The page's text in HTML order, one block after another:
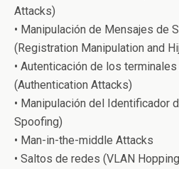
Attacks)
• Manipulación de Mensajes de
(Registration Manipulation and
• Autenticación de los
(Authentication Attacks)
• Manipulación del Identificador
Spoofing)
• Man-in-the-middle Attacks
• Saltos de redes (VLAN